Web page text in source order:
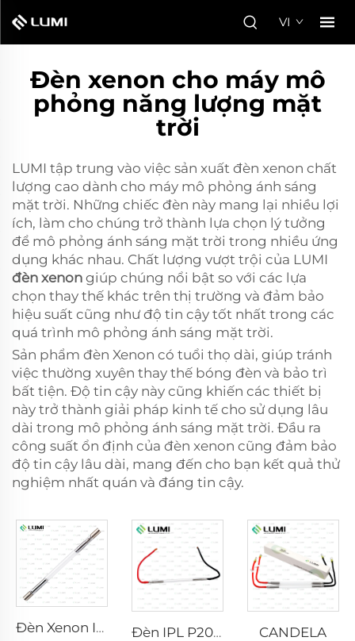
VI
Đèn xenon cho máy mô
phỏng năng lượng mặt
trời
LUMI tập trung vào việc sản xuất đèn xenon chất
lượng cao dành cho máy mô phỏng ánh sáng
mặt trời. Những chiếc đèn này mang lại nhiều lợi
ích, làm cho chúng trở thành lựa chọn lý tưởng
để mô phỏng ánh sáng mặt trời trong nhiều ứng
dụng khác nhau. Chất lượng vượt trội của LUMI
đèn xenon giúp chúng nổi bật so với các lựa
chọn thay thế khác trên thị trường và đảm bảo
hiệu suất cũng như độ tin cậy tốt nhất trong các
quá trình mô phỏng ánh sáng mặt trời.
Sản phẩm đèn Xenon có tuổi thọ dài, giúp tránh
việc thường xuyên thay thế bóng đèn và bảo trì
bất tiện. Độ tin cậy này cũng khiến các thiết bị
này trở thành giải pháp kinh tế cho sử dụng lâu
dài trong mô phỏng ánh sáng mặt trời. Đầu ra
công suất ổn định của đèn xenon cũng đảm bảo
độ tin cậy lâu dài, mang đến cho bạn kết quả thử
nghiệm nhất quán và đáng tin cậy.
Đèn Xenon IPL P1640 – 7×47×110 mm Đèn IPL P2021-7×65×130 mm CANDELA